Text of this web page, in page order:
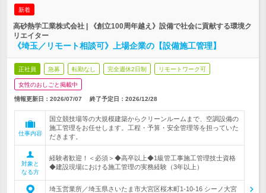
新着
高砂熱学工業株式会社 | 《創立100周年越え》設備で社会に貢献する環境ク
リエイター
《埼玉／リモート相談可》上場企業の【設備施工管理】
正社員 急募 転勤なし 完全週休2日制 リモートワーク可
女性のおしごと掲載中
情報更新日：2026/07/07 終了予定日： 2026/12/28
仕事内容
国立競技場等の大規模建築からクリーンルームまで、空調設備の
施工管理をお任せします。工程・予算・安全管理等を担っていた
だきます。
対象と
なる方
経験者歓迎！＜必須＞◆高卒以上◆1級管工事施工管理技士資格
◆建設現場における施工管理の実務経験（3年以上）
埼玉営業所／埼玉県さいたま市大宮区桜木町1-10-16 シーノ大宮